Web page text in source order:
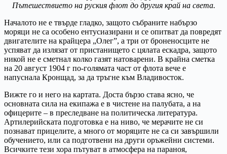
Пътешествието на руския флот до другия край на света.
Началото не е твърде гладко, защото събраните набързо
моряци не са особено ентусиазирани и се опитват да повредят
двигателите на крайцера „Олег”, а три от броненосците не
успяват да излязат от пристанището с цялата ескадра, защото
никой не е сметнал колко газят натоварени. В крайна сметка
на 20 август 1904 г по-голямата част от флота вече е
напуснала Кронщад, за да тръгне към Владивосток.
Вижте го и него на картата. Доста бързо става ясно, че
основната сила на екипажа е в чистене на палубата, а на
офицерите – в преследване на политическа литература.
Артилерийската подготовка е на ниво, че мерачите не си
познават прицелите, а много от моряците не са си завършили
обучението, или са подготвени на други оръжейни системи.
Всичките тези хора пътуват в атмосфера на параноя,